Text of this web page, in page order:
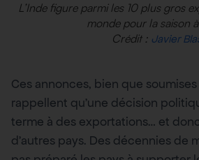
L’Inde figure parmi les 10 plus gros
monde pour la saison
Crédit : Javier
Ces annonces, bien que
rappellent qu’une décision
terme à des exportations… et
d’autres pays. Des décennies de